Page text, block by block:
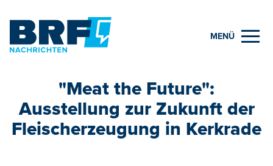
MENÜ
"Meat the Future":
Ausstellung zur Zukunft der
Fleischerzeugung in Kerkrade